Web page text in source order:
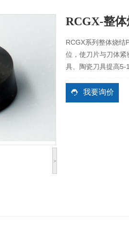
>
RCGX-整
RCGX系列整体烧结
位，使刀片与刀体
具、陶瓷刀具提高5-
我要询价